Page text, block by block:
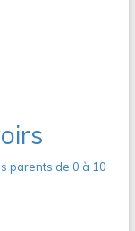
parents de 0 à 10